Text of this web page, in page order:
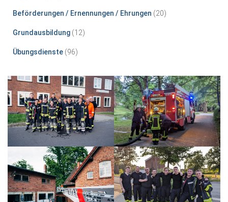
Beförderungen / Ernennungen / Ehrungen (20)
Grundausbildung (12)
Übungsdienste (96)